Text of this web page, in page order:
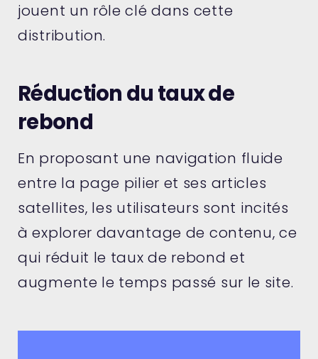
jouent un rôle clé dans cette
distribution.
Réduction du taux de
rebond
En proposant une navigation fluide
entre la page pilier et ses articles
satellites, les utilisateurs sont incités
à explorer davantage de contenu, ce
qui réduit le taux de rebond et
augmente le temps passé sur le site.